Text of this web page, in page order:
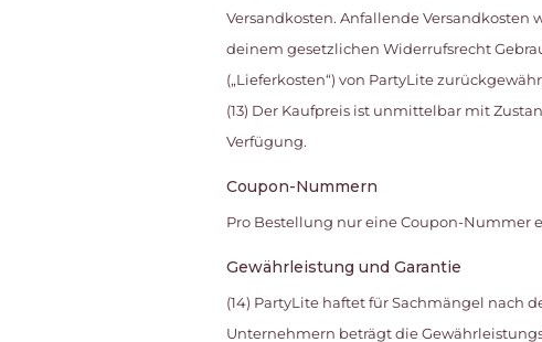
Versandkosten. Anfallende
deinem gesetzlichen Widerrufsrecht
(„Lieferkosten“) von PartyLite
(13) Der Kaufpreis ist unmittelbar mit
Verfügung.
Coupon-Nummern
Pro Bestellung nur eine Coupon-Nummer
Gewährleistung und Garantie
(14) PartyLite haftet für Sachmängel nach
Unternehmern beträgt die